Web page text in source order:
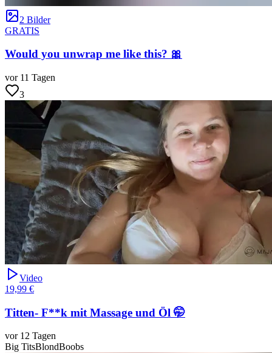
2 Bilder
GRATIS
Would you unwrap me like this? 🎀
vor 11 Tagen
3
Video
19,99 €
Titten- F**k mit Massage und Öl 🤭
vor 12 Tagen
Big TitsBlondBoobs